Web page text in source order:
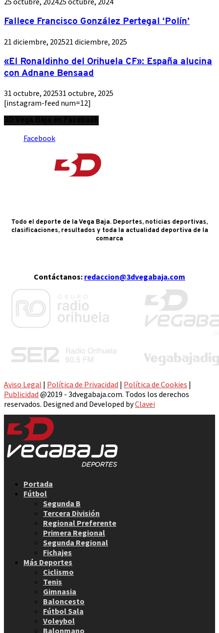
Fallece Francisco González Pertegal ‘Polín’
21 diciembre, 202521 diciembre, 2025
«El Ronaldinho del Orihuela CF»: España alucina
con Adnane Bensaad
31 octubre, 202531 octubre, 2025
[instagram-feed num=12]
Facebook
Todo el deporte de la Vega Baja. Deportes, noticias deportivas,
clasificaciones, resultados y toda la actualidad deportiva de la
comarca
Contáctanos: redaccion@3dvegabaja.com
Aviso Legal | Política de Privacidad | Política de Cookies |
Publicidad @2019 - 3dvegabaja.com. Todos los derechos
reservados. Designed and Developed byClavei
Portada
Fútbol
Segunda B
Tercera División
Regional Preferente
Primera Regional
Segunda Regional
Fichajes
Más Deportes
Ciclismo
Tenis
Gimnasia
Baloncesto
Fútbol Sala
Voleybol
Balonmano